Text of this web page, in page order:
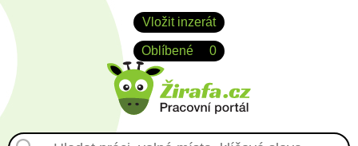
Vložit inzerát
Oblíbené 0